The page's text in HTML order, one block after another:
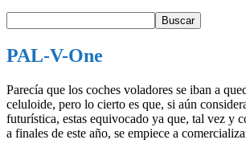
PAL-V-One
Parecía que los coches voladores se iban a
celuloide, pero lo cierto es que, si aún
futurística, estas equivocado ya que, tal vez y
a finales de este año, se empiece a